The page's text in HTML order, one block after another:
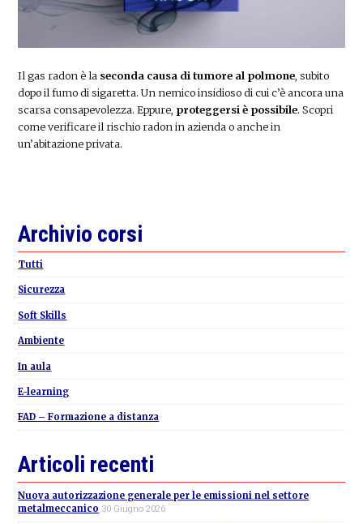
Il gas radon è la seconda causa di tumore al polmone , subito
dopo il fumo di sigaretta. Un nemico insidioso di cui c’è ancora una
scarsa consapevolezza. Eppure, proteggersi è possibile. Scopri
come verificare il rischio radon in azienda o anche in
un’abitazione privata.
Primary
Sidebar
Archivio corsi
Tutti
Sicurezza
Soft Skills
Ambiente
In aula
E-learning
FAD – Formazione a distanza
Articoli recenti
Nuova autorizzazione generale per le emissioni nel settore
metalmeccanico 30 Giugno 2026